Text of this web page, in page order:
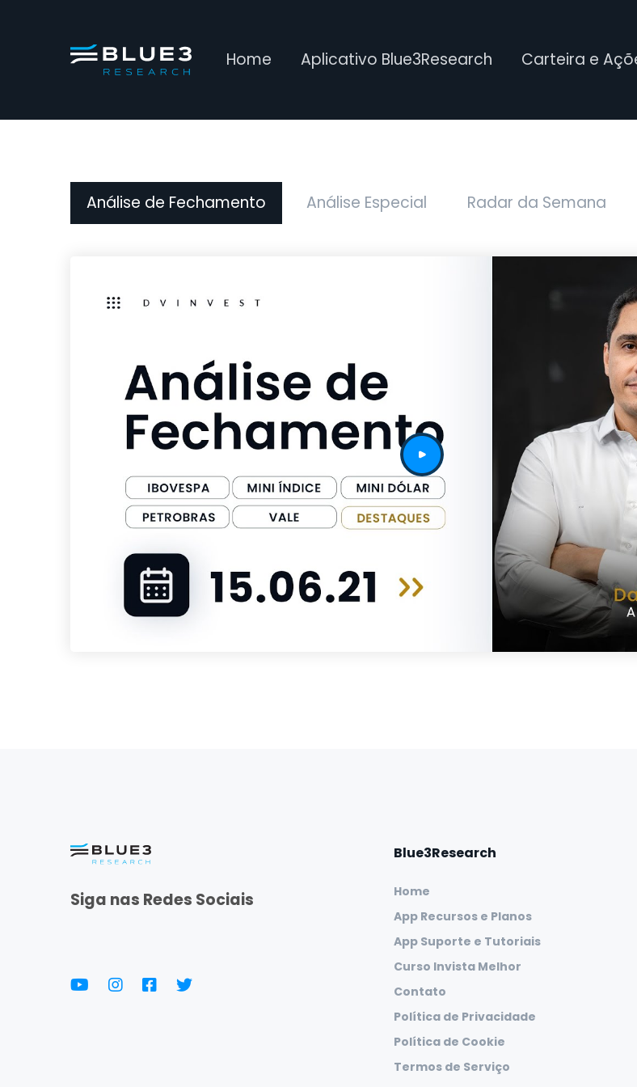
Home Aplicativo Blue3Research Carteira e
Análise de Fechamento Análise Especial Radar da Semana
Siga nas Redes Sociais
Blue3Research
Home
App Recursos e Planos
App Suporte e Tutoriais
Curso Invista Melhor
Contato
Política de Privacidade
Política de Cookie
Termos de Serviço